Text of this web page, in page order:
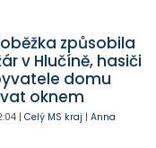
způsobila
v Hlučíně, hasiči
domu
oknem
| Celý MS kraj | Anna